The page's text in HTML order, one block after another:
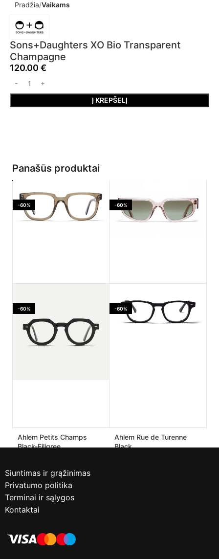
Pradžia Vaikams
Sons+Daughters XO Bio Transparent
Champagne
120.00 €
Į KREPŠELĮ
Panašūs produktai
-60%
light
425.00€ 170.00€
-60%
Dustlight
455.00€ 182.00€
-60%
Ahlem Petits Champs
Black-Filigree
-60%
Ahlem Rue de Turenne
Black
Siuntimas ir grąžinimas
Privatumo politika
Terminai ir sąlygos
Kontaktai